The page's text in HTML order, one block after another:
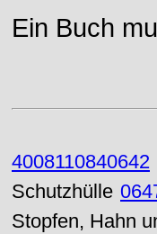
Ein Buch
4008110840642
Schutzhülle
Stopfen, Hahn